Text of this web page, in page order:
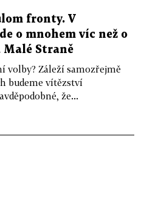
fronty. V
o mnohem víc než o
Malé Straně
volby? Záleží samozřejmě
budeme vítězství
že...